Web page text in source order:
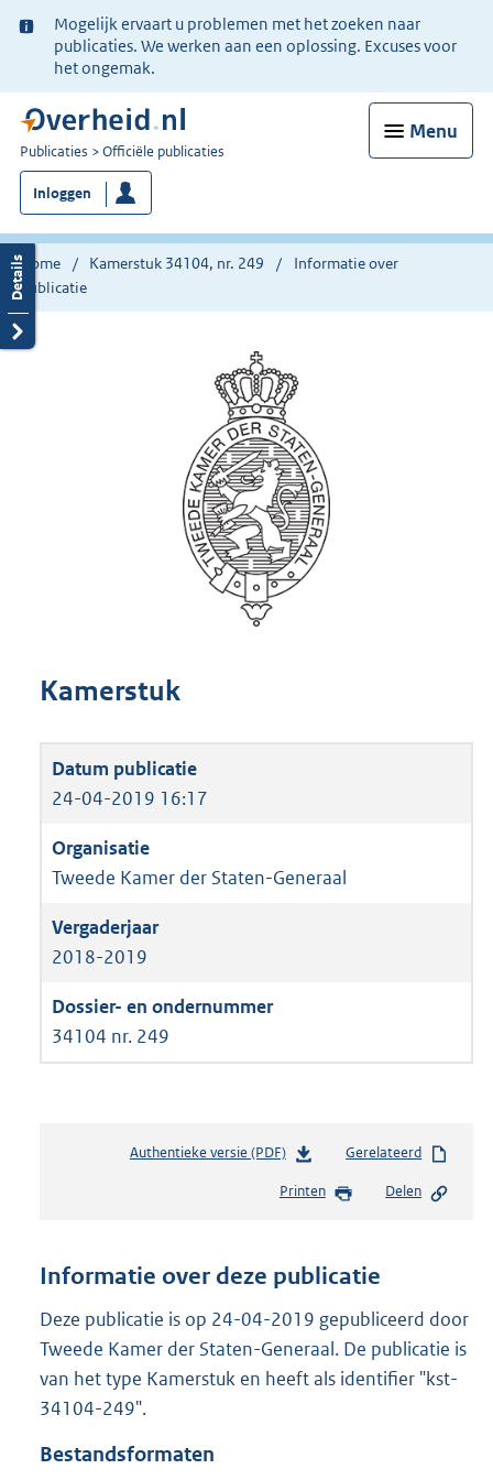
Ter
informatie:
Mogelijk ervaart u problemen met het zoeken naar
publicaties. We werken aan een oplossing. Excuses voor
het ongemak.
Menu
U
bent
nu
hier:
Publicaties Officiële publicaties
Inloggen
Home Kamerstuk 34104, nr. 249
Informatie over
publicatie
Kamerstuk
24-04-2019 16:17
Tweede Kamer der Staten-Generaal
2018-2019
34104 nr. 249
Authentieke versie (PDF)b
s
n
s
r
o
Gerelateerd
Printen Delen
Informatie over deze publicatie
Deze publicatie is op 24-04-2019 gepubliceerd door
Tweede Kamer der Staten-Generaal. De publicatie is
van het type Kamerstuk en heeft als identifier "kst-
34104-249".
Bestandsformaten